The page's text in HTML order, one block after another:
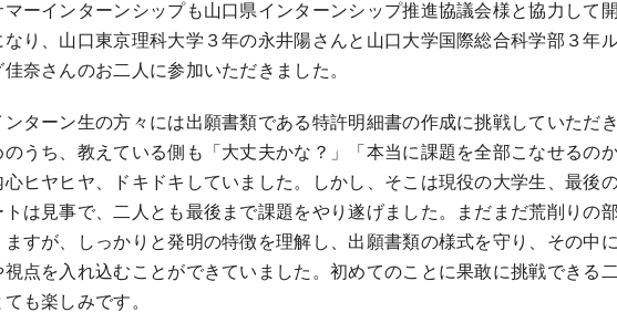
ーインターンシップも山口県インターンシップ推進協議会様と協力して
り、山口東京理科大学３年の永井陽さんと山口大学国際総合科学部３年
佳奈さんのお二人に参加いただきました。
ターン生の方々には出願書類である特許明細書の作成に挑戦していただ
のうち、教えている側も「大丈夫かな？」「本当に課題を全部こなせるの
心ヒヤヒヤ、ドキドキしていました。しかし、そこは現役の大学生、最後
トは見事で、二人とも最後まで課題をやり遂げました。まだまだ荒削りの
ますが、しっかりと発明の特徴を理解し、出願書類の様式を守り、その中
視点を入れ込むことができていました。初めてのことに果敢に挑戦できる
も楽しみです。